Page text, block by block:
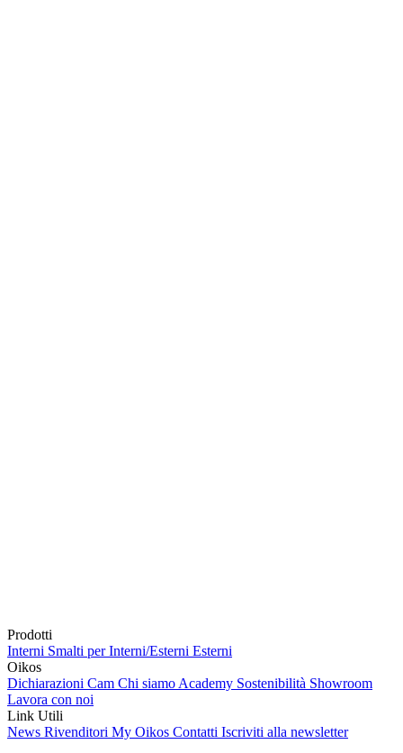
Prodotti
Interni Smalti per Interni/Esterni Esterni
Oikos
Dichiarazioni Cam Chi siamo Academy Sostenibilità Showroom
Lavora con noi
Link Utili
News Rivenditori My Oikos Contatti Iscriviti alla newsletter